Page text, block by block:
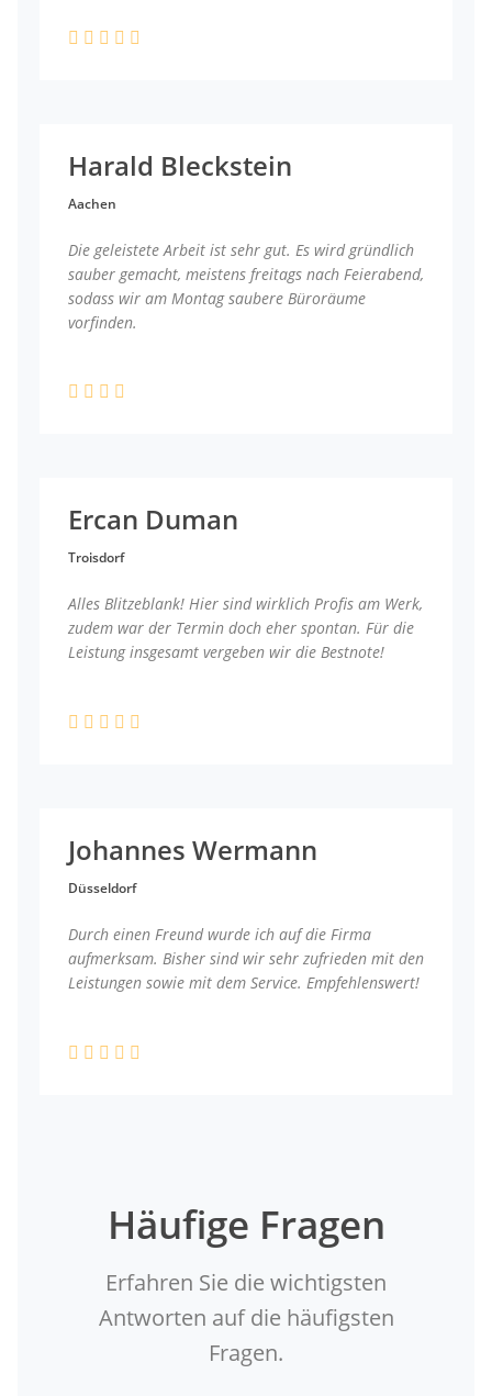
Harald Bleckstein
Aachen
Die geleistete Arbeit ist sehr gut. Es wird gründlich
sauber gemacht, meistens freitags nach Feierabend,
sodass wir am Montag saubere Büroräume
vorfinden.
Ercan Duman
Troisdorf
Alles Blitzeblank! Hier sind wirklich Profis am Werk,
zudem war der Termin doch eher spontan. Für die
Leistung insgesamt vergeben wir die Bestnote!
Johannes Wermann
Düsseldorf
Durch einen Freund wurde ich auf die Firma
aufmerksam. Bisher sind wir sehr zufrieden mit den
Leistungen sowie mit dem Service. Empfehlenswert!
Häufige Fragen
Erfahren Sie die wichtigsten
Antworten auf die häufigsten
Fragen.